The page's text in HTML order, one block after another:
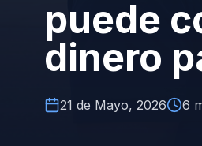
puede
dinero
21 de Mayo, 2026 6